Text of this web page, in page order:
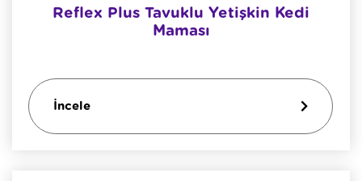
Reflex Plus Tavuklu Yetişkin Kedi
Maması
İncele